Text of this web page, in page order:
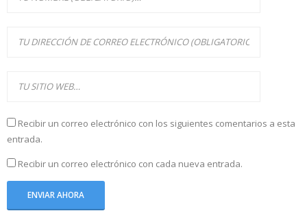
Recibir un correo electrónico con los siguientes comentarios a esta
entrada.
Recibir un correo electrónico con cada nueva entrada.